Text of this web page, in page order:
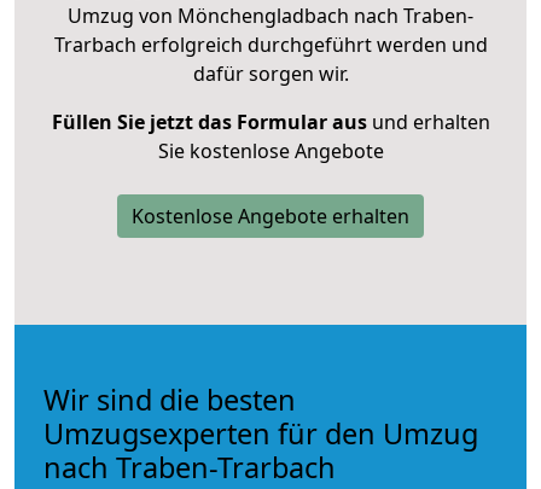
Umzug von Mönchengladbach nach Traben-
Trarbach erfolgreich durchgeführt werden und
dafür sorgen wir.
Füllen Sie jetzt das Formular ausund erhalten
Sie kostenlose Angebote
Kostenlose Angebote erhalten
Wir sind die besten
Umzugsexperten für den Umzug
nach Traben-Trarbach